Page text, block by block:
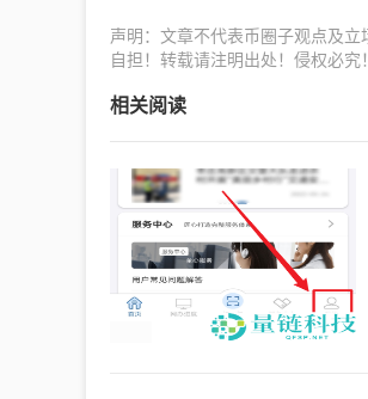
声明：文章不代表币圈子观点及
自担！转载请注明出处！侵权必究！
相关阅读